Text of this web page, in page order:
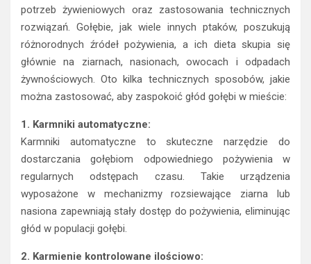
potrzeb żywieniowych oraz zastosowania technicznych
rozwiązań. Gołębie, jak wiele innych ptaków, poszukują
różnorodnych źródeł pożywienia, a ich dieta skupia się
głównie na ziarnach, nasionach, owocach i odpadach
żywnościowych. Oto kilka technicznych sposobów, jakie
można zastosować, aby zaspokoić głód gołębi w mieście:
1. Karmniki automatyczne:
Karmniki automatyczne to skuteczne narzędzie do
dostarczania gołębiom odpowiedniego pożywienia w
regularnych odstępach czasu. Takie urządzenia
wyposażone w mechanizmy rozsiewające ziarna lub
nasiona zapewniają stały dostęp do pożywienia, eliminując
głód w populacji gołębi.
2. Karmienie kontrolowane ilościowo: